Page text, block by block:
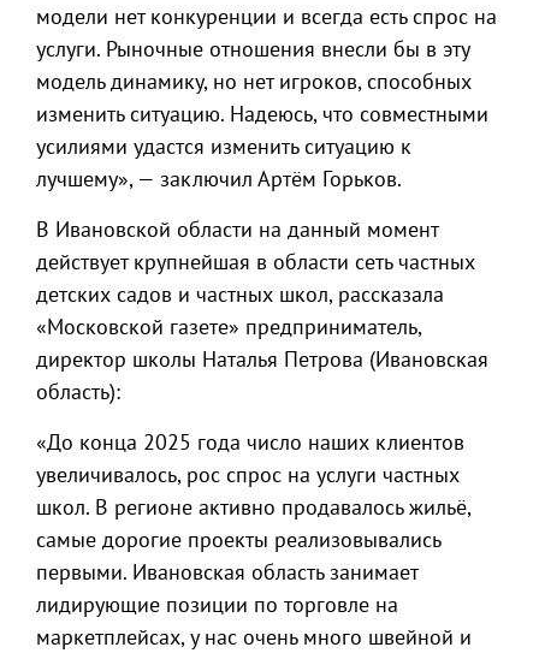
модели нет конкуренции и всегда есть спрос на
услуги. Рыночные отношения внесли бы в эту
модель динамику, но нет игроков, способных
изменить ситуацию. Надеюсь, что совместными
усилиями удастся изменить ситуацию к
лучшему», — заключил Артём Горьков.
В Ивановской области на данный момент
действует крупнейшая в области сеть частных
детских садов и частных школ, рассказала
«Московской газете» предприниматель,
директор школы Наталья Петрова (Ивановская
область):
«До конца 2025 года число наших клиентов
увеличивалось, рос спрос на услуги частных
школ. В регионе активно продавалось жильё,
самые дорогие проекты реализовывались
первыми. Ивановская область занимает
лидирующие позиции по торговле на
маркетплейсах, у нас очень много швейной и